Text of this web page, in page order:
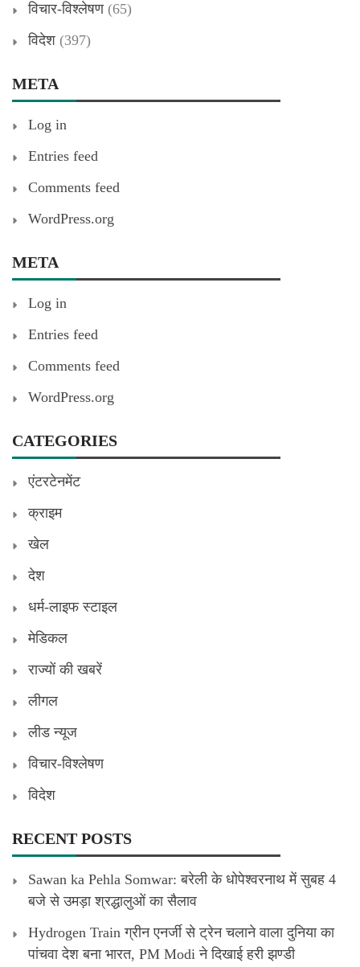
विचार-विश्लेषण(65)
विदेश (397)
META
Log in
Entries feed
Comments feed
WordPress.org
META
Log in
Entries feed
Comments feed
WordPress.org
CATEGORIES
एंटरटेनमेंट
क्राइम
खेल
देश
धर्म-लाइफ स्टाइल
मेडिकल
राज्यों की खबरें
लीगल
लीड न्यूज
विचार-विश्लेषण
विदेश
RECENT POSTS
Sawan ka Pehla Somwar: बरेली के धोपेश्वरनाथ में सुबह 4
बजे से उमड़ा श्रद्धालुओं का सैलाव
Hydrogen Train ग्रीन एनर्जी से ट्रेन चलाने वाला दुनिया का
पांचवा देश बना भारत, PM Modi ने दिखाई हरी झण्डी